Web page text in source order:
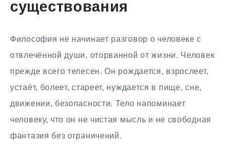
существования
Философия не начинает разговор о человеке с
отвлечённой души, оторванной от жизни. Человек
прежде всего телесен. Он рождается, взрослеет,
устаёт, болеет, стареет, нуждается в пище, сне,
движении, безопасности. Тело напоминает
человеку, что он не чистая мысль и не свободная
фантазия без ограничений.